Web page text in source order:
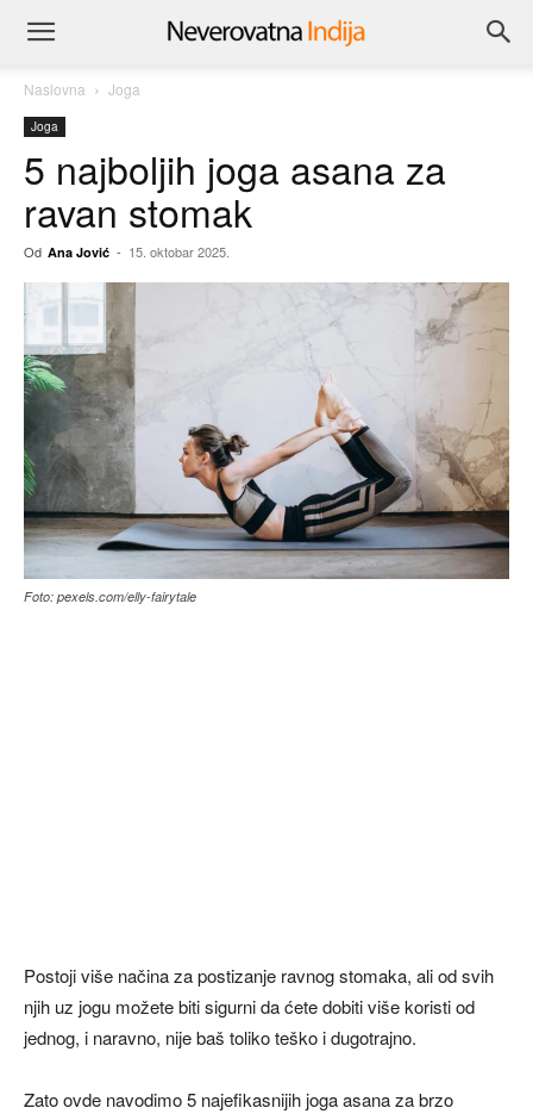
Naslovna Joga
Joga
5 najboljih joga asana za
ravan stomak
Od Ana Jović - 15. oktobar 2025.
Foto: pexels.com/elly-fairytale
Postoji više načina za postizanje ravnog stomaka, ali od svih
njih uz jogu možete biti sigurni da ćete dobiti više koristi od
jednog, i naravno, nije baš toliko teško i dugotrajno.
Zato ovde navodimo 5 najefikasnijih joga asana za brzo